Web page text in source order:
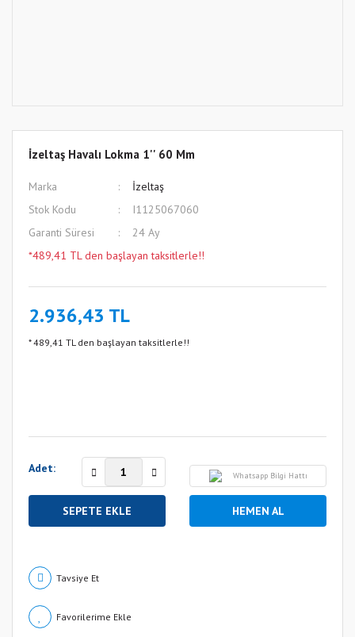
İzeltaş Havalı Lokma 1'' 60 Mm
Marka
İzeltaş
Stok Kodu
I1125067060
Garanti Süresi
24 Ay
*489,41 TL den başlayan taksitlerle!!
2.936,43 TL
* 489,41 TL den başlayan taksitlerle!!
Adet:
Whatsapp Bilgi Hattı
SEPETE EKLE HEMEN AL
Tavsiye Et